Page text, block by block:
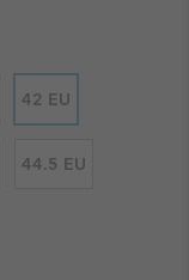
42 EU
44.5 EU